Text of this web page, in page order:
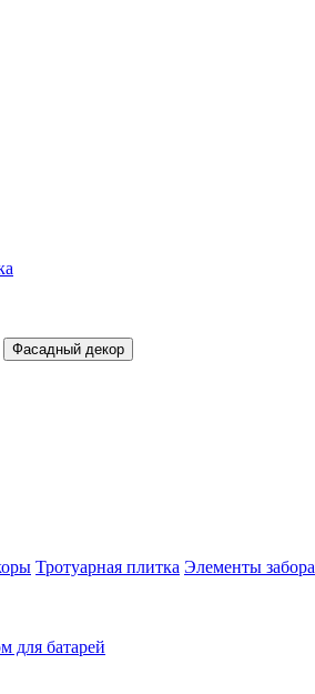
Фасадный декор
Тротуарная плитка Элементы забора
для батарей